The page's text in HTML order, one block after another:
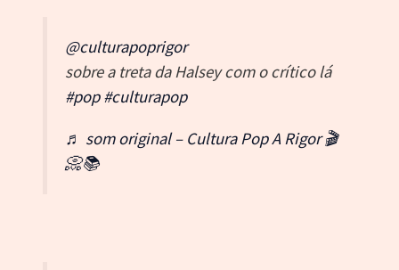
@culturapoprigor
sobre a treta da Halsey com o crítico lá
#pop #culturapop
♬ som original – Cultura Pop A Rigor 🎬
📀📚